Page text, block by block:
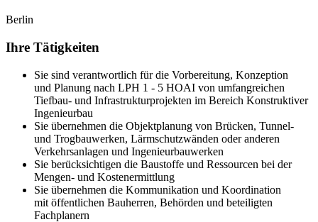
Berlin
Ihre Tätigkeiten
Sie sind verantwortlich für die Vorbereitung, Konzeption
und Planung nach LPH 1 - 5 HOAI von umfangreichen
Tiefbau- und Infrastrukturprojekten im Bereich Konstruktiver
Ingenieurbau
Sie übernehmen die Objektplanung von Brücken, Tunnel-
und Trogbauwerken, Lärmschutzwänden oder anderen
Verkehrsanlagen und Ingenieurbauwerken
Sie berücksichtigen die Baustoffe und Ressourcen bei der
Mengen- und Kostenermittlung
Sie übernehmen die Kommunikation und Koordination
mit öffentlichen Bauherren, Behörden und beteiligten
Fachplanern